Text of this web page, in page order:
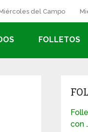
del Campo
FOLLETOS
con